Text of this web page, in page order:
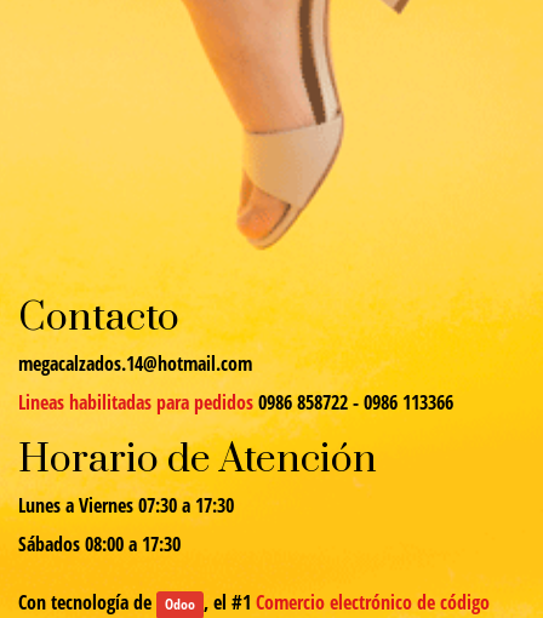
Contacto
megacalzados.14@hotmail.com
Lineas habilitadas para pedidos0986 858722 - 0986 113366
Horario de Atención
Lunes a Viernes 07:30 a 17:30
Sábados 08:00 a 17:30
Con tecnología de Odoo , el #1Comercio electrónico de código